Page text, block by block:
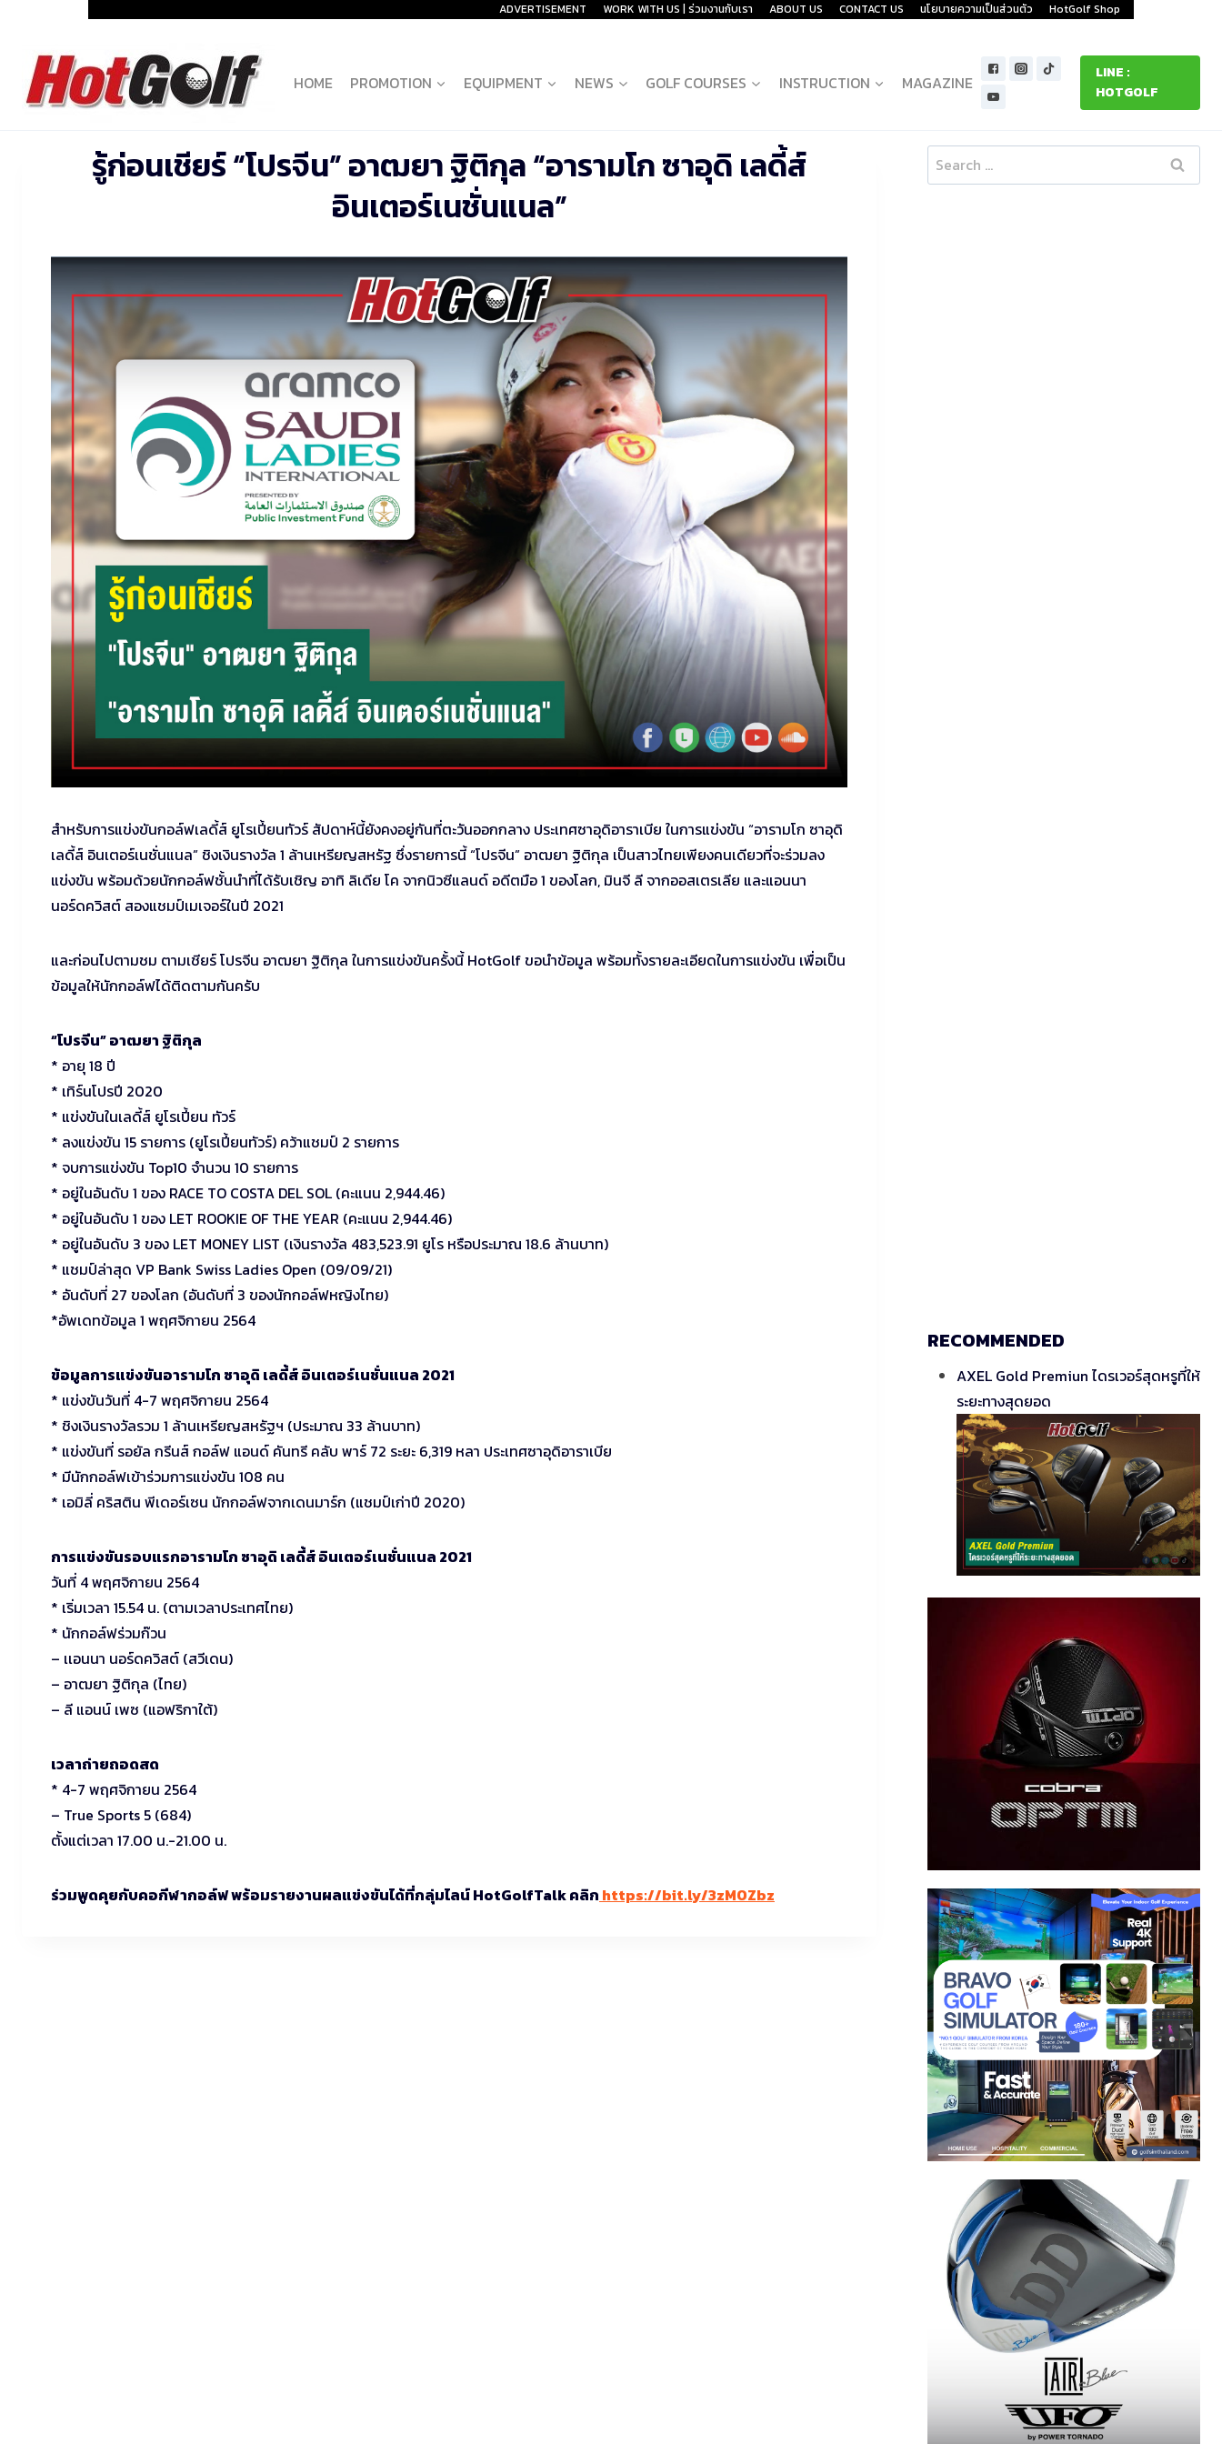
content
ADVERTISEMENT WORK WITH US | ร่วมงานกับเรา ABOUT US CONTACT US นโยบายความเป็นส่วนตัว HotGolf Shop
HOME PROMOTION EQUIPMENT NEWS GOLF COURSES INSTRUCTION MAGAZINE
LINE :
HOTGOLF
รู้ก่อนเชียร์ “โปรจีน” อาฒยา ฐิติกุล “อารามโก ซาอุดิ เลดี้ส์
อินเตอร์เนชั่นแนล”
สำหรับการแข่งขันกอล์ฟเลดี้ส์ ยูโรเปี้ยนทัวร์ สัปดาห์นี้ยังคงอยู่กันที่ตะวันออกกลาง ประเทศซาอุดิอาราเบีย ในการแข่งขัน “อารามโก ซาอุดิ
เลดี้ส์ อินเตอร์เนชั่นแนล” ชิงเงินรางวัล 1 ล้านเหรียญสหรัฐ ซึ่งรายการนี้ “โปรจีน” อาฒยา ฐิติกุล เป็นสาวไทยเพียงคนเดียวที่จะร่วมลง
แข่งขัน พร้อมด้วยนักกอล์ฟชั้นนำที่ได้รับเชิญ อาทิ ลิเดีย โค จากนิวซีแลนด์ อดีตมือ 1 ของโลก,​ มินจี ลี จากออสเตรเลีย และแอนนา
นอร์ดควิสต์ สองแชมป์เมเจอร์ในปี 2021
และก่อนไปตามชม ตามเชียร์ โปรจีน อาฒยา ฐิติกุล ในการแข่งขันครั้งนี้ HotGolf ขอนำข้อมูล พร้อมทั้งรายละเอียดในการแข่งขัน เพื่อเป็น
ข้อมูลให้นักกอล์ฟได้ติดตามกันครับ
“โปรจีน” อาฒยา ฐิติกุล
* อายุ 18 ปี
* เทิร์นโปรปี 2020
* แข่งขันในเลดี้ส์ ยูโรเปี้ยน ทัวร์
* ลงแข่งขัน 15 รายการ (ยูโรเปี้ยนทัวร์) คว้าแชมป์ 2 รายการ
* จบการแข่งขัน Top10 จำนวน 10 รายการ
* อยู่ในอันดับ 1 ของ RACE TO COSTA DEL SOL (คะแนน 2,944.46)
* อยู่ในอันดับ 1 ของ LET ROOKIE OF THE YEAR (คะแนน 2,944.46)
* อยู่ในอันดับ 3 ของ LET MONEY LIST (เงินรางวัล 483,523.91 ยูโร หรือประมาณ 18.6 ล้านบาท)
* แชมป์ล่าสุด VP Bank Swiss Ladies Open (09/09/21)
* อันดับที่ 27 ของโลก (อันดับที่ 3 ของนักกอล์ฟหญิงไทย)
*อัพเดทข้อมูล 1 พฤศจิกายน 2564
ข้อมูลการแข่งขันอารามโก ซาอุดิ เลดี้ส์ อินเตอร์เนชั่นแนล 2021
* แข่งขันวันที่ 4-7 พฤศจิกายน 2564
* ชิงเงินรางวัลรวม 1 ล้านเหรียญสหรัฐฯ (ประมาณ 33 ล้านบาท)
* แข่งขันที่ รอยัล กรีนส์ กอล์ฟ แอนด์ คันทรี คลับ พาร์ 72 ระยะ 6,319 หลา ประเทศซาอุดิอาราเบีย
* มีนักกอล์ฟเข้าร่วมการแข่งขัน 108 คน
* เอมิลี่ คริสติน พีเดอร์เซน นักกอล์ฟจากเดนมาร์ก (แชมป์เก่าปี 2020)
การแข่งขันรอบแรกอารามโก ซาอุดิ เลดี้ส์ อินเตอร์เนชั่นแนล 2021
วันที่ 4 พฤศจิกายน 2564
* เริ่มเวลา 15.54 น. (ตามเวลาประเทศไทย)
* นักกอล์ฟร่วมก๊วน
– เเอนนา นอร์ดควิสต์ (สวีเดน)
– อาฒยา ฐิติกุล (ไทย)
– ลี แอนน์ เพซ (แอฟริกาใต้)
เวลาถ่ายถอดสด
* 4-7 พฤศจิกายน 2564
– True Sports 5 (684)
ตั้งแต่เวลา 17.00 น.-21.00 น.
ร่วมพูดคุยกับคอกีฬากอล์ฟ พร้อมรายงานผลแข่งขันได้ที่กลุ่มไลน์ HotGolfTalk คลิก https://bit.ly/3zMOZbz
Search
for:
RECOMMENDED
AXEL Gold Premiun ไดรเวอร์สุดหรูที่ให้
ระยะทางสุดยอด